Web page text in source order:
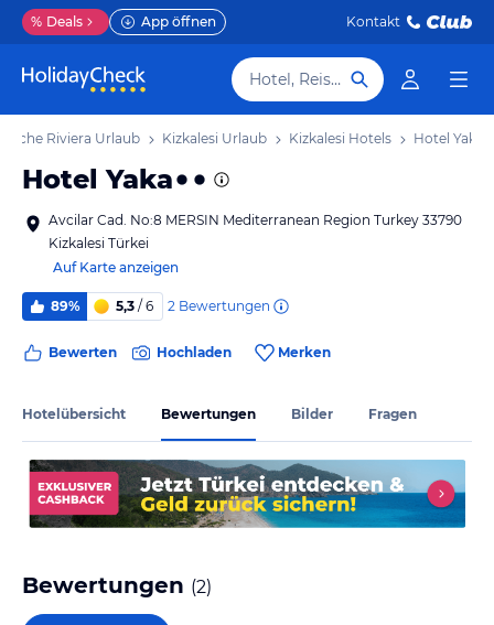
% Deals App öffnen Kontakt
Hotel, Reiseziel
Riviera Urlaub Kizkalesi Urlaub Kizkalesi Hotels Hotel Yaka
Hotel Yaka
Avcilar Cad. No:8 MERSIN Mediterranean Region Turkey 33790
Kizkalesi Türkei
Auf Karte anzeigen
89% 5,3 / 6 2 Bewertungen
Bewerten Hochladen Merken
Hotelübersicht Bewertungen Bilder Fragen
Bewertungen (2)